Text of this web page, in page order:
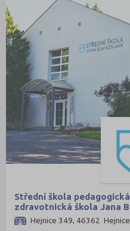
Střední škola
zdravotnická škola Jana
Hejnice 349, 46362 Hejnice